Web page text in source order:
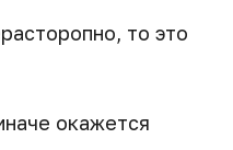
то это
окажется